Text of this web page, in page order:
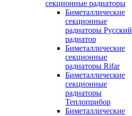
секционные радиаторы
Биметаллические
секционные
радиаторы Русский
радиатор
Биметаллические
секционные
радиаторы Rifar
Биметаллические
секционные
радиаторы
Теплоприбор
Биметаллические